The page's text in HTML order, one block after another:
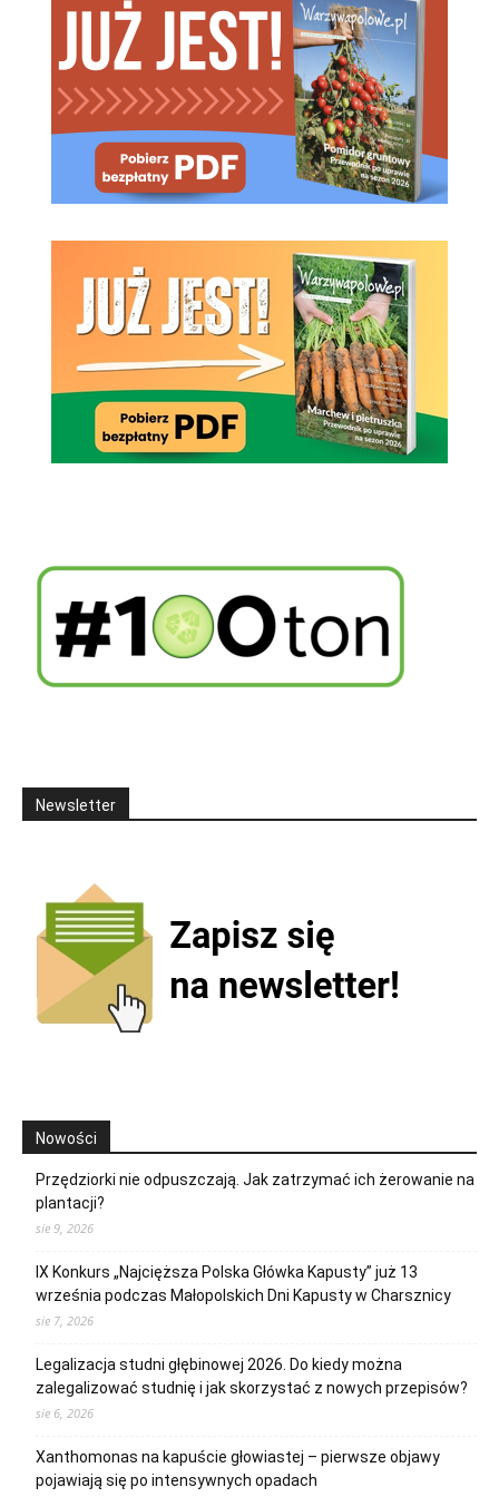
Newsletter
Nowości
Przędziorki nie odpuszczają. Jak zatrzymać ich żerowanie na
plantacji?
sie 9, 2026
IX Konkurs „Najcięższa Polska Główka Kapusty” już 13
września podczas Małopolskich Dni Kapusty w Charsznicy
sie 7, 2026
Legalizacja studni głębinowej 2026. Do kiedy można
zalegalizować studnię i jak skorzystać z nowych przepisów?
sie 6, 2026
Xanthomonas na kapuście głowiastej – pierwsze objawy
pojawiają się po intensywnych opadach